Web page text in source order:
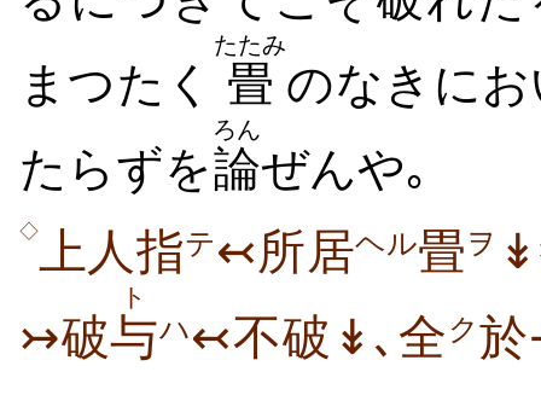
まつたく
畳
たたみ
のなきに
たらずを論
ろん
ぜんや｡
◇ 上人指テ↢所居ヘル畳ヲ
↣破与
ト
ハ↢不破↡､全ク